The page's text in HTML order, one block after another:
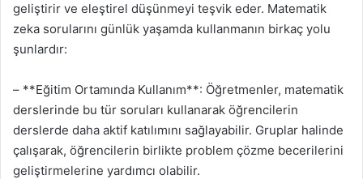
geliştirir ve eleştirel düşünmeyi teşvik eder. Matematik
zeka sorularını günlük yaşamda kullanmanın birkaç yolu
şunlardır:
– **Eğitim Ortamında Kullanım**: Öğretmenler, matematik
derslerinde bu tür soruları kullanarak öğrencilerin
derslerde daha aktif katılımını sağlayabilir. Gruplar halinde
çalışarak, öğrencilerin birlikte problem çözme becerilerini
geliştirmelerine yardımcı olabilir.